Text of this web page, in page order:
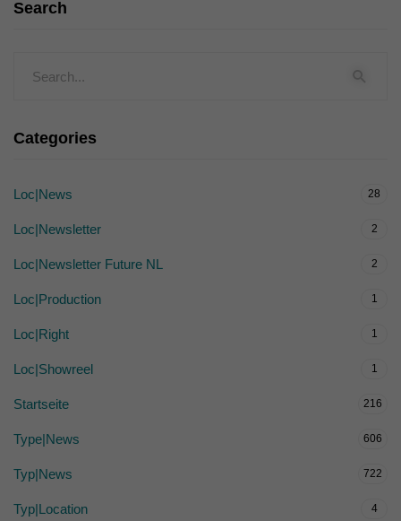
Search
Categories
Loc|News 28
Loc|Newsletter 2
Loc|Newsletter Future NL 2
Loc|Production 1
Loc|Right 1
Loc|Showreel 1
Startseite 216
Type|News 606
Typ|News 722
Typ|Location 4